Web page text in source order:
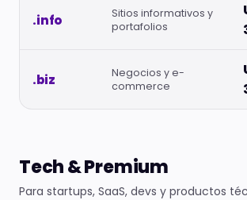
.info
Sitios informativos y
portafolios
.biz
Negocios y e-
commerce
Tech & Premium
Para startups, SaaS, devs y productos